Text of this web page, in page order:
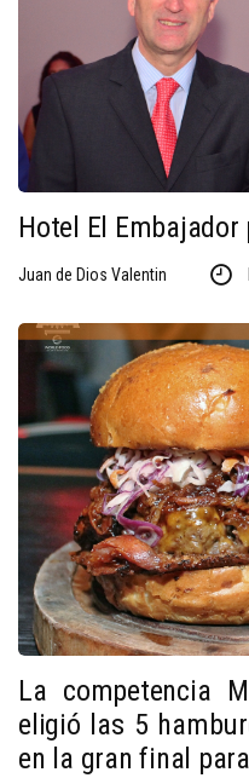
Hotel El
Juan de Dios Valentin
La competencia
eligió las 5
en la gran final